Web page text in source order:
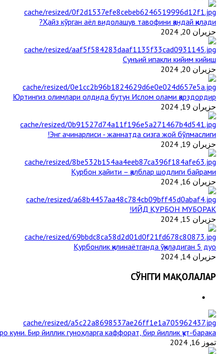
Ҳайз кўрган аёл видолашув тавофини қандай қилади?
حزيران 20, 2024
Сунъий ипакли кийим кийиш
حزيران 20, 2024
Юртингиз олимлари олдида бутун Ислом олами қарздордир
حزيران 19, 2024
Энг ачинарлиси - жаннатда сизга жой бўлмаслиги!
حزيران 19, 2024
Қурбон ҳайити – қалблар шодлиги байрами
حزيران 16, 2024
ИЙД ҚУРБОН МУБОРАК!
حزيران 15, 2024
Қурбонлик қилинаётганда ўқиладиган 5 дуо
حزيران 14, 2024
СЎНГГИ МАҚОЛАЛАР
куни. Бир йиллик гуноҳларга каффорат, бир йиллик қут-барака
تموز 16, 2024